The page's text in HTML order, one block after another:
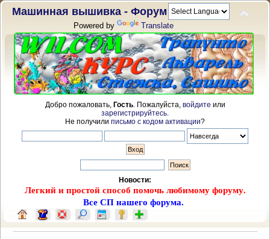
Машинная вышивка - Форум
Powered by Translate
Добро пожаловать, Гость. Пожалуйста, войдите или
зарегистрируйтесь
Не получили письмо с кодом активации?
Новости:
Легкий и простой способ помочь любимому форуму.
Все СП нашего форума.